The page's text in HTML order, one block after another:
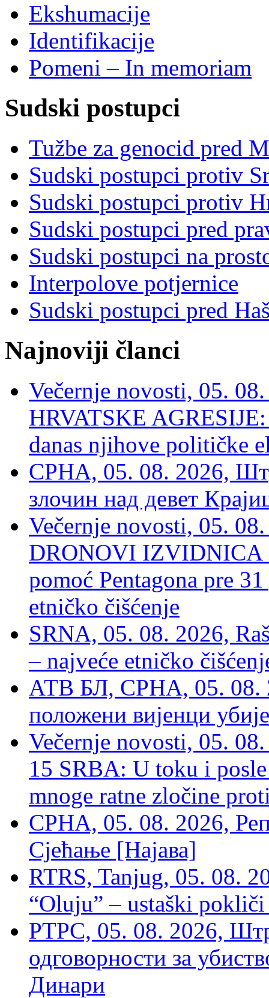
Ekshumacije
Identifikacije
Pomeni – In memoriam
Sudski postupci
Tužbe za genocid pred
Sudski postupci protiv
Sudski postupci protiv
Sudski postupci pred
Sudski postupci na
Interpolove potjernice
Sudski postupci pred
Najnoviji članci
Večernje novosti, 05.
HRVATSKE
danas njihove političke
СРНА, 05. 08. 2026,
злочин над девет
Večernje novosti, 05.
DRONOVI IZVIDNICA
pomoć Pentagona pre
etničko čišćenje
SRNA, 05. 08. 2026,
– najveće etničko
АТВ БЛ, СРНА, 05. 08.
положени вијенци
Večernje novosti, 05.
15 SRBA: U toku i
mnoge ratne zločine
СРНА, 05. 08. 2026,
Сјећање [Најава]
RTRS, Tanjug, 05. 08.
“Oluju” – ustaški
РТРС, 05. 08. 2026,
одговорности за
Динари